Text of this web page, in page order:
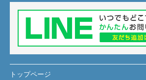
トップページ